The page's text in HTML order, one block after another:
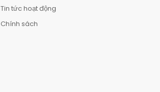
Tin tức hoạt động
Chính sách